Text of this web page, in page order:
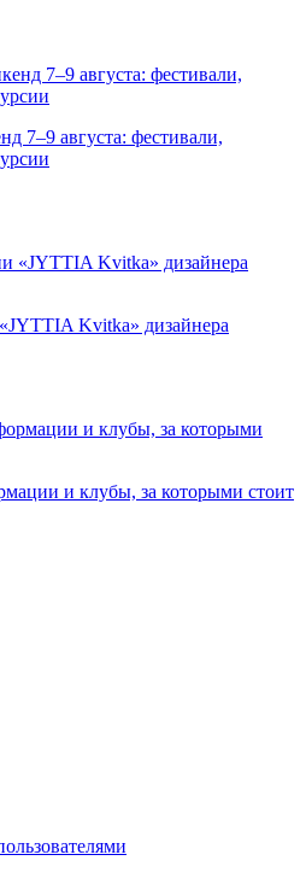
7–9 августа: фестивали,
Kvitka» дизайнера
и клубы, за которыми стоит